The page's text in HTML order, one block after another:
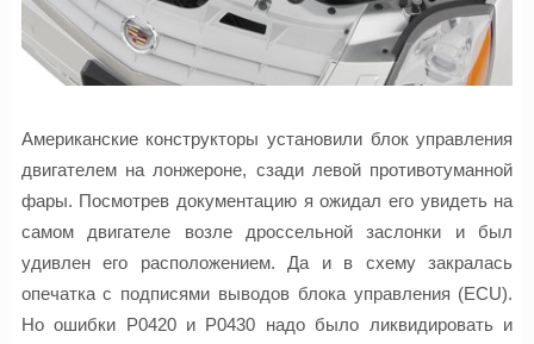
Американские конструкторы установили блок управления
двигателем на лонжероне, сзади левой противотуманной
фары. Посмотрев документацию я ожидал его увидеть на
самом двигателе возле дроссельной заслонки и был
удивлен его расположением. Да и в схему закралась
опечатка с подписями выводов блока управления (ECU).
Но ошибки Р0420 и P0430 надо было ликвидировать и